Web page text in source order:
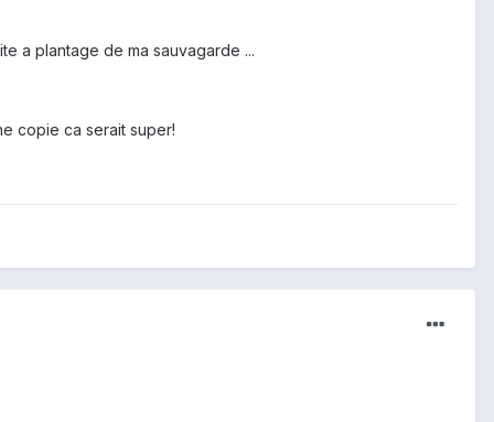
a plantage de ma sauvagarde ...
copie ca serait super!